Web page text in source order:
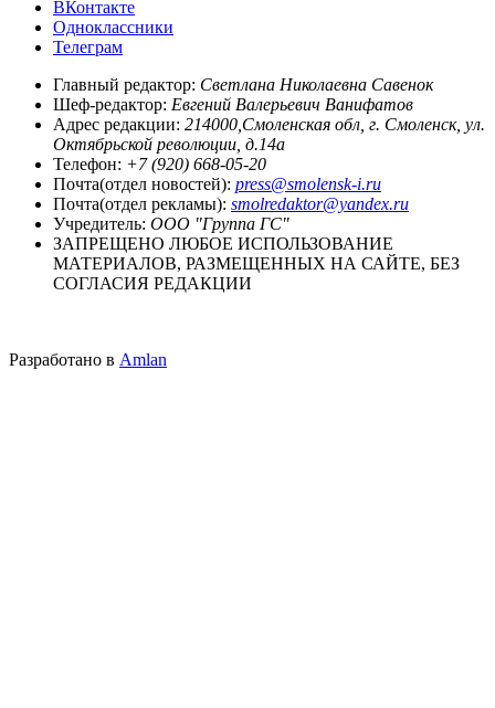
ВКонтакте
Одноклассники
Телеграм
Главный редактор: Светлана Николаевна Савенок
Шеф-редактор: Евгений Валерьевич Ванифатов
Адрес редакции: 214000,Смоленская обл, г. Смоленск, ул.
Октябрьской революции, д.14а
Телефон: +7 (920) 668-05-20
Почта(отдел новостей): press@smolensk-i.ru
Почта(отдел рекламы): smolredaktor@yandex.ru
Учредитель: ООО "Группа ГС"
ЗАПРЕЩЕНО ЛЮБОЕ ИСПОЛЬЗОВАНИЕ
МАТЕРИАЛОВ, РАЗМЕЩЕННЫХ НА САЙТЕ, БЕЗ
СОГЛАСИЯ РЕДАКЦИИ
Разработано в Amlan